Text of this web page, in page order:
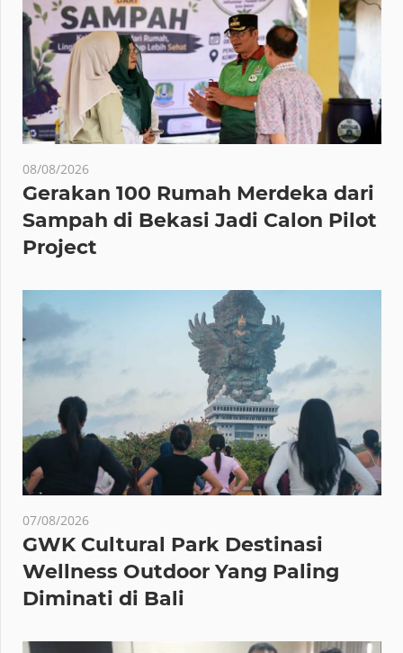
08/08/2026
Gerakan 100 Rumah Merdeka dari
Sampah di Bekasi Jadi Calon Pilot
Project
07/08/2026
GWK Cultural Park Destinasi
Wellness Outdoor Yang Paling
Diminati di Bali